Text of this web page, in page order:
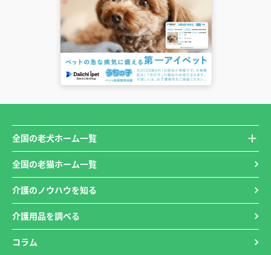
全国の老犬ホーム一覧
全国の老猫ホーム一覧
介護のノウハウを知る
介護用品を調べる
コラム